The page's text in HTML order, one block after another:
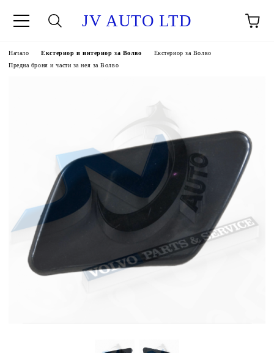
JV AUTO LTD
Начало Екстериор и интериор за Волво
Екстериор за Волво
Предна броня и части за нея за Волво